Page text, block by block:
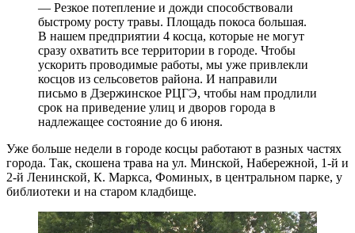
— Резкое потепление и дожди способствовали
быстрому росту травы. Площадь покоса большая.
В нашем предприятии 4 косца, которые не могут
сразу охватить все территории в городе. Чтобы
ускорить проводимые работы, мы уже привлекли
косцов из сельсоветов района. И направили
письмо в Дзержинское РЦГЭ, чтобы нам продлили
срок на приведение улиц и дворов города в
надлежащее состояние до 6 июня.
Уже больше недели в городе косцы работают в разных частях
города. Так, скошена трава на ул. Минской, Набережной, 1-й и
2-й Ленинской, К. Маркса, Фоминых, в центральном парке, у
библиотеки и на старом кладбище.